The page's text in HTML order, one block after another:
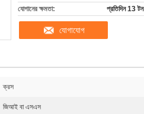
যোগানের ক্ষমতা:
প্রতিদিন 13 টন
যোগাযোগ
ক্রস
জিআই বা এসএস